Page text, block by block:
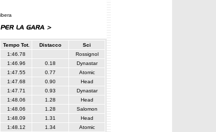
Tempo Tot. Distacco
Sci
1:46.78
Rossignol
1:46.96 0.18
Dynastar
1:47.55 0.77
Atomic
1:47.68 0.90
Head
1:47.71 0.93
Dynastar
1:48.06 1.28
Head
1:48.06 1.28
Salomon
1:48.09 1.31
Head
1:48.12 1.34
Atomic